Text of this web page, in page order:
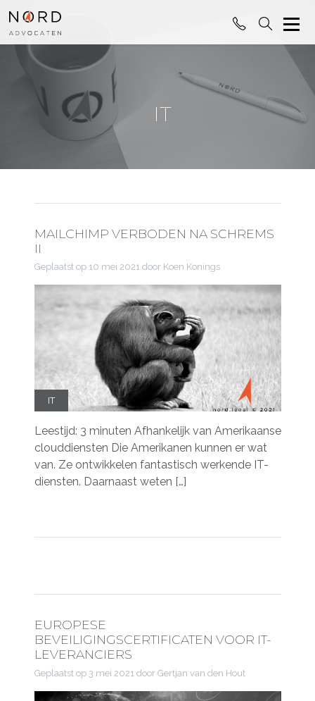
IT
MAILCHIMP VERBODEN NA SCHREMS
II
Geplaatst op 10 mei 2021door Koen Konings
IT
Leestijd: 3 minuten Afhankelijk van Amerikaanse
clouddiensten Die Amerikanen kunnen er wat
van. Ze ontwikkelen fantastisch werkende IT-
diensten. Daarnaast weten […]
EUROPESE
BEVEILIGINGSCERTIFICATEN VOOR IT-
LEVERANCIERS
Geplaatst op 3 mei 2021 door Gertjan van den Hout